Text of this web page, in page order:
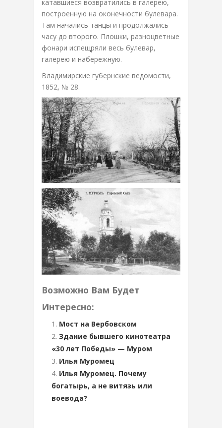
катавшиеся возвратились в галерею,
построенную на оконечности булевара.
Там начались танцы и продолжались
часу до второго. Плошки, разноцветные
фонари испещряли весь булевар,
галерею и набережную.
Владимирские губернские ведомости,
1852, № 28.
Возможно Вам Будет
Интересно:
Мост на Вербовском
Здание бывшего кинотеатра
«30 лет Победы» — Муром
Илья Муромец
Илья Муромец. Почему
богатырь, а не витязь или
воевода?